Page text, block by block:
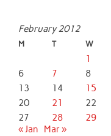
February 2012
M T W
1
6
7 8
13
14 15
20
21 22
27
28
29
« Jan
Mar »